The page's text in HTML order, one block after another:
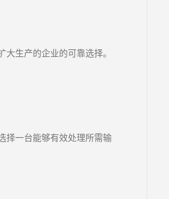
生产的企业的可靠选择。
择一台能够有效处理所需输